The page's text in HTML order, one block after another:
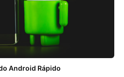
Android Rápido